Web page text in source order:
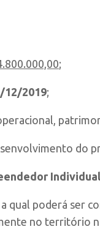
;
12/2019;
do
a qual poderá ser
no território